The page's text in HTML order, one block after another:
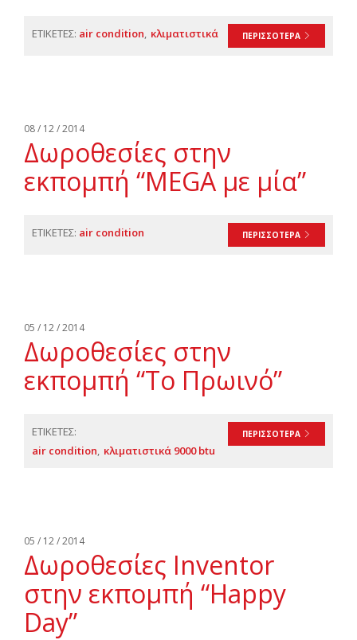
ΠΕΡΙΣΣΟΤΕΡΑ
ΕΤΙΚΕΤΕΣ: air condition κλιματιστικά
08 / 12 / 2014
Δωροθεσίες στην
εκπομπή “MEGA με μία”
ΠΕΡΙΣΣΟΤΕΡΑ
ΕΤΙΚΕΤΕΣ: air condition
05 / 12 / 2014
Δωροθεσίες στην
εκπομπή “Το Πρωινό”
ΠΕΡΙΣΣΟΤΕΡΑ
ΕΤΙΚΕΤΕΣ:
air condition κλιματιστικά 9000 btu
05 / 12 / 2014
Δωροθεσίες Inventor
στην εκπομπή “Ηappy
Day”